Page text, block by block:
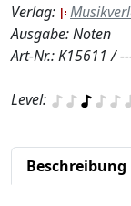
Verlag:
Ausgabe: Noten
Art-Nr.: K15611 /
Level:
Beschreibung